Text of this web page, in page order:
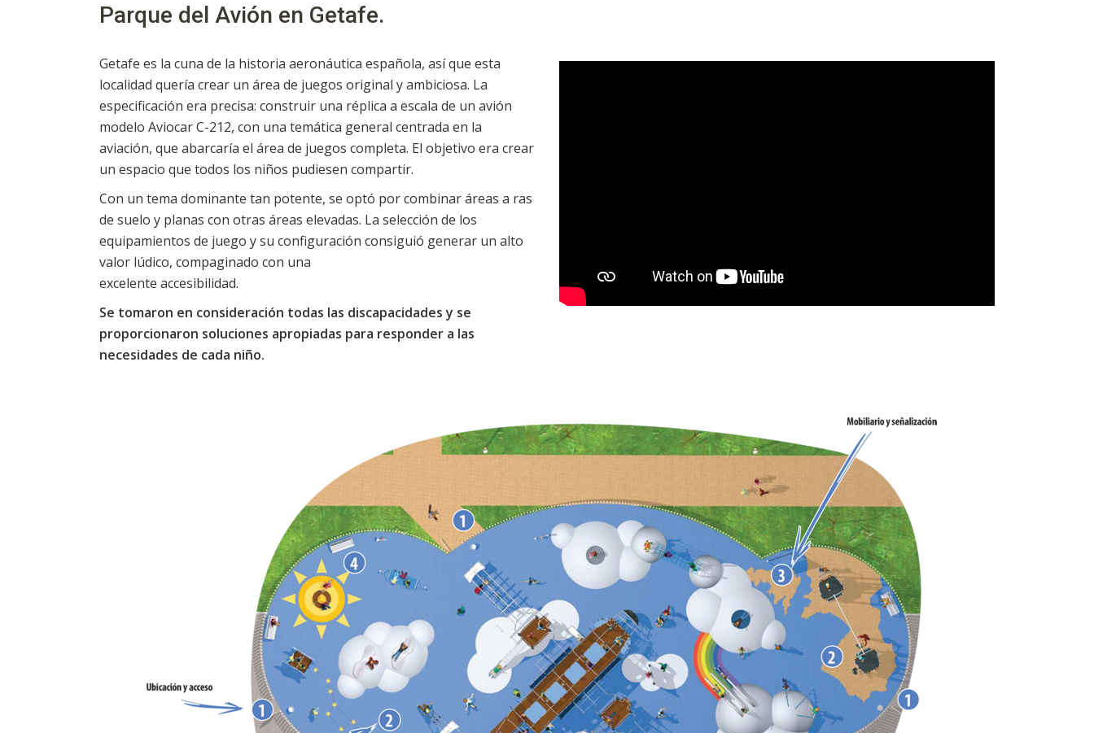
Parque del Avión en Getafe.
Getafe es la cuna de la historia aeronáutica española, así que esta
localidad quería crear un área de juegos original y ambiciosa. La
especificación era precisa: construir una réplica a escala de un avión
modelo Aviocar C-212, con una temática general centrada en la
aviación, que abarcaría el área de juegos completa. El objetivo era crear
un espacio que todos los niños pudiesen compartir.
Con un tema dominante tan potente, se optó por combinar áreas a ras
de suelo y planas con otras áreas elevadas. La selección de los
equipamientos de juego y su configuración consiguió generar un alto
valor lúdico, compaginado con una
excelente accesibilidad.
Se tomaron en consideración todas las discapacidades y se
proporcionaron soluciones apropiadas para responder a las
necesidades de cada niño.